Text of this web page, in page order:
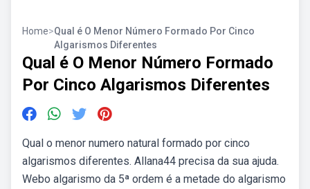
Home>Qual é O Menor Número Formado Por Cinco
Algarismos Diferentes
Qual é O Menor Número Formado
Por Cinco Algarismos Diferentes
Qual o menor numero natural formado por cinco
algarismos diferentes. Allana44 precisa da sua ajuda.
Webo algarismo da 5ª ordem é a metade do algarismo